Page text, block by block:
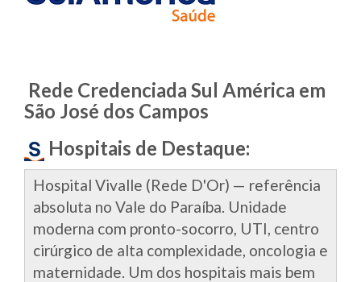
Rede Credenciada Sul América em
São José dos Campos
Hospitais de Destaque:
Hospital Vivalle (Rede D'Or) — referência
absoluta no Vale do Paraíba. Unidade
moderna com pronto-socorro, UTI, centro
cirúrgico de alta complexidade, oncologia e
maternidade. Um dos hospitais mais bem